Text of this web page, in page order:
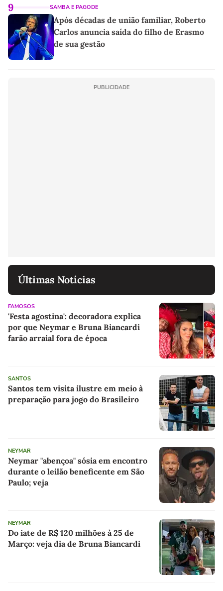
9 SAMBA E PAGODE
Após décadas de união familiar, Roberto
Carlos anuncia saída do filho de Erasmo
de sua gestão
PUBLICIDADE
Últimas Notícias
FAMOSOS
'Festa agostina': decoradora explica
por que Neymar e Bruna Biancardi
farão arraial fora de época
SANTOS
Santos tem visita ilustre em meio à
preparação para jogo do Brasileiro
NEYMAR
Neymar "abençoa" sósia em encontro
durante o leilão beneficente em São
Paulo; veja
NEYMAR
Do iate de R$ 120 milhões à 25 de
Março: veja dia de Bruna Biancardi